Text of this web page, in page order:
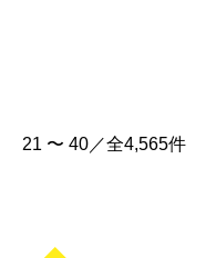
21 〜 40／全4,565件